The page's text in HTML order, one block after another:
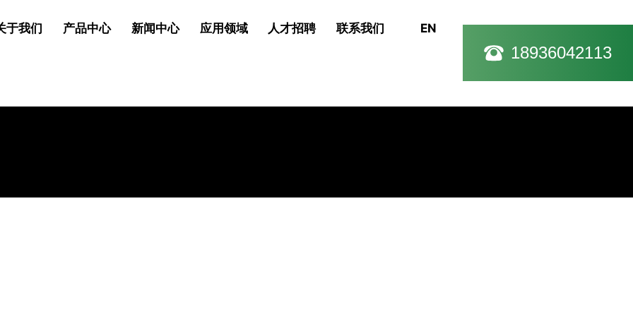
于我们 产品中心 新闻中心 应用领域 人才招聘 联系我们 EN
18936042113